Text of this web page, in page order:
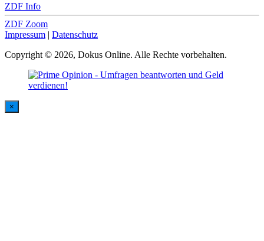
ZDF Info
ZDF Zoom
Impressum | Datenschutz
Copyright © 2026, Dokus Online. Alle Rechte vorbehalten.
×